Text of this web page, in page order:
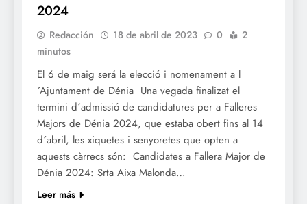
2024
Redacción 18 de abril de 2023 0
2
minutos
El 6 de maig será la elecció i nomenament a l
´Ajuntament de Dénia Una vegada finalizat el
termini d´admissió de candidatures per a Falleres
Majors de Dénia 2024, que estaba obert fins al 14
d´abril, les xiquetes i senyoretes que opten a
aquests càrrecs són: Candidates a Fallera Major de
Dénia 2024: Srta Aixa Malonda…
Leer más